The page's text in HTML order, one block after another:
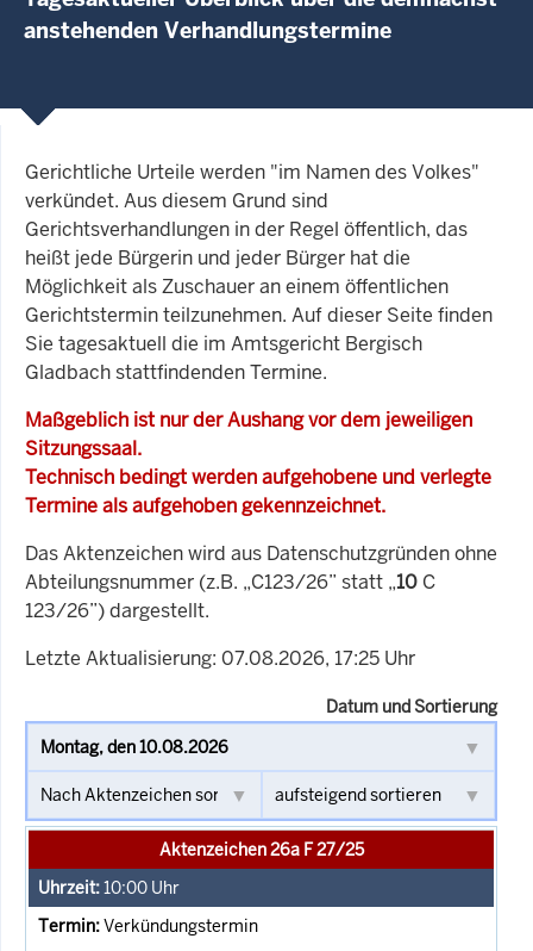
anstehenden Verhandlungstermine
Gerichtliche Urteile werden "im Namen des Volkes"
verkündet. Aus diesem Grund sind
Gerichtsverhandlungen in der Regel öffentlich, das
heißt jede Bürgerin und jeder Bürger hat die
Möglichkeit als Zuschauer an einem öffentlichen
Gerichtstermin teilzunehmen. Auf dieser Seite finden
Sie tagesaktuell die im Amtsgericht Bergisch
Gladbach stattfindenden Termine.
Maßgeblich ist nur der Aushang vor dem jeweiligen
Sitzungssaal.
Technisch bedingt werden aufgehobene und verlegte
Termine als aufgehoben gekennzeichnet.
Das Aktenzeichen wird aus Datenschutzgründen ohne
Abteilungsnummer (z.B. „C123/26” statt „10 C
123/26”) dargestellt.
Letzte Aktualisierung: 07.08.2026, 17:25 Uhr
Datum und Sortierung
Aktenzeichen 26a F 27/25
10:00 Uhr
Verkündungstermin